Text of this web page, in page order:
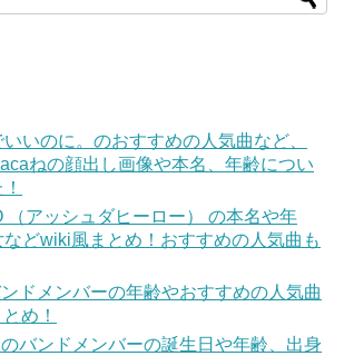
いのに。のおすすめの人気曲など、
ねの顔出し画像や本名、年齢につい
（アッシュダヒーロー） の本名や年
どwiki風まとめ！おすすめの人気曲も
ドメンバーの年齢やおすすめの人気曲
め！
バンドメンバーの誕生日や年齢、出身